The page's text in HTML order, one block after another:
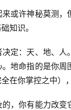
或许神秘莫测
知识。
定：天、地、
地命指的是你周
在你掌控之中）
，你有能力改